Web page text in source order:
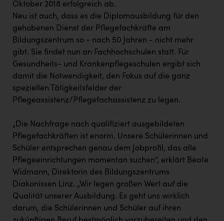
Oktober 2018 erfolgreich ab.
Neu ist auch, dass es die Diplomausbildung für den
gehobenen Dienst der Pflegefachkräfte am
Bildungszentrum so - nach 50 Jahren - nicht mehr
gibt. Sie findet nun an Fachhochschulen statt. Für
Gesundheits- und Krankenpflegeschulen ergibt sich
damit die Notwendigkeit, den Fokus auf die ganz
speziellen Tätigkeitsfelder der
Pflegeassistenz/Pflegefachassistenz zu legen.
„Die Nachfrage nach qualifiziert ausgebildeten
Pflegefachkräften ist enorm. Unsere Schülerinnen und
Schüler entsprechen genau dem Jobprofil, das alle
Pflegeeinrichtungen momentan suchen“, erklärt Beate
Widmann, Direktorin des Bildungszentrums
Diakonissen Linz. „Wir legen großen Wert auf die
Qualität unserer Ausbildung. Es geht uns wirklich
darum, die Schülerinnen und Schüler auf ihren